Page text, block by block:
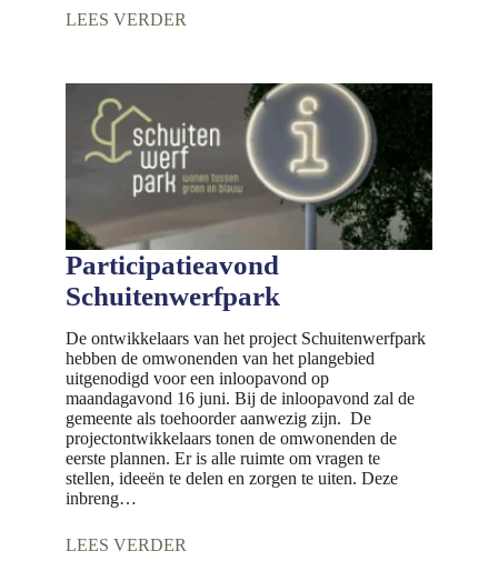
LEES VERDER
Participatieavond
Schuitenwerfpark
De ontwikkelaars van het project Schuitenwerfpark
hebben de omwonenden van het plangebied
uitgenodigd voor een inloopavond op
maandagavond 16 juni. Bij de inloopavond zal de
gemeente als toehoorder aanwezig zijn. De
projectontwikkelaars tonen de omwonenden de
eerste plannen. Er is alle ruimte om vragen te
stellen, ideeën te delen en zorgen te uiten. Deze
inbreng…
LEES VERDER